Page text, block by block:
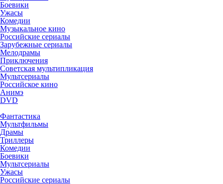
Боевики
Ужасы
Комедии
Музыкальное кино
Российские сериалы
Зарубежные сериалы
Мелодрамы
Приключения
Советская мультипликация
Мультсериалы
Российское кино
Анимэ
DVD
Фантастика
Мультфильмы
Драмы
Триллеры
Комедии
Боевики
Мультсериалы
Ужасы
Российские сериалы